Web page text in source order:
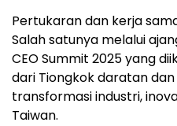
Pertukaran dan kerja
Salah satunya melalui
CEO Summit 2025 yang
dari Tiongkok daratan
transformasi industri,
Taiwan.